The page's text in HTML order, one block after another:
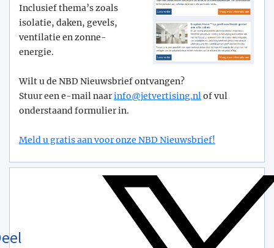
Inclusief thema’s zoals
isolatie, daken, gevels,
ventilatie en zonne-
energie.
Wilt u de NBD Nieuwsbrief ontvangen?
Stuur een e-mail naarinfo@­jetvertising.nlof vul
onderstaand formulier in.
Meld u gratis aan voor onze NBD Nieuwsbrief!